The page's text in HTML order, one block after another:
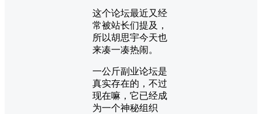
这个论坛最近又经
常被站长们提及，
所以胡思宇今天也
来凑一凑热闹。
一公斤副业论坛是
真实存在的，不过
现在嘛，它已经成
为一个神秘组织